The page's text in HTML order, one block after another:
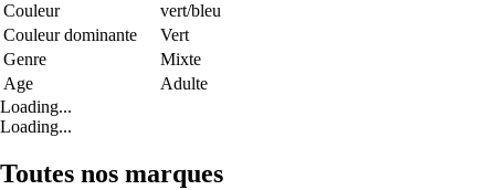
Couleur
vert/bleu
Couleur dominante
Vert
Genre
Mixte
Age
Adulte
Loading...
Loading...
Toutes nos marques